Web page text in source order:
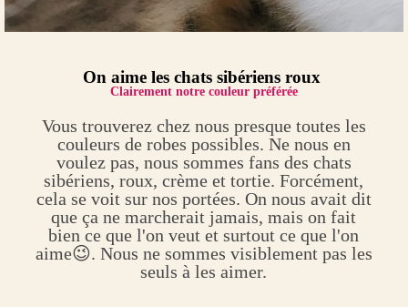
On aime les chats sibériens roux
Clairement notre couleur préférée
Vous trouverez chez nous presque toutes les
couleurs de robes possibles. Ne nous en
voulez pas, nous sommes fans des chats
sibériens, roux, crème et tortie. Forcément,
cela se voit sur nos portées. On nous avait dit
que ça ne marcherait jamais, mais on fait
bien ce que l'on veut et surtout ce que l'on
aime😉. Nous ne sommes visiblement pas les
seuls à les aimer.